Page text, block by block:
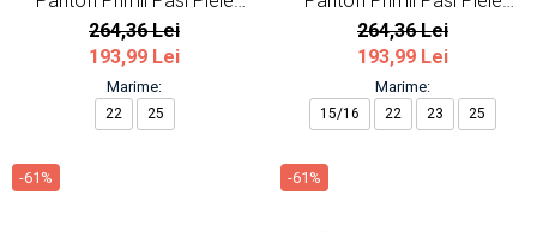
Naturala Coral
264,36 Lei
193,99 Lei
Marime:
22 25
Naturala Lavender
264,36 Lei
193,99 Lei
Marime:
15/16 22 23 25
-61% -61%